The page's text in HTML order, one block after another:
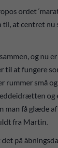
ordet
at centret nu
og nu
til at fungere
rummer små
og
man få glæde
fra Martin.
det på